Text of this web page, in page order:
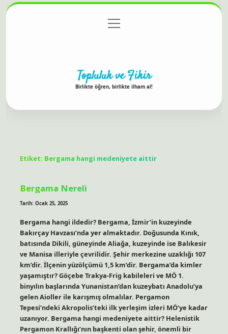
Gizlilik Politikası
menüyü
aç
Topluluk ve Fikir
Birlikte öğren, birlikte ilham al!
Etiket: Bergama hangi medeniyete aittir
Bergama Nereli
Tarih: Ocak 25, 2025
Bergama hangi ildedir? Bergama, İzmir’in kuzeyinde
Bakırçay Havzası’nda yer almaktadır. Doğusunda Kınık,
batısında Dikili, güneyinde Aliağa, kuzeyinde ise Balıkesir
ve Manisa illeriyle çevrilidir. Şehir merkezine uzaklığı 107
km’dir. İlçenin yüzölçümü 1,5 km’dir. Bergama’da kimler
yaşamıştır? Göçebe Trakya-Frig kabileleri ve MÖ 1.
binyılın başlarında Yunanistan’dan kuzeybatı Anadolu’ya
gelen Aioller ile karışmış olmalılar. Pergamon
Tepesi’ndeki Akropolis’teki ilk yerleşim izleri MÖ’ye kadar
uzanıyor. Bergama hangi medeniyete aittir? Helenistik
Pergamon Krallığı’nın başkenti olan şehir, önemli bir